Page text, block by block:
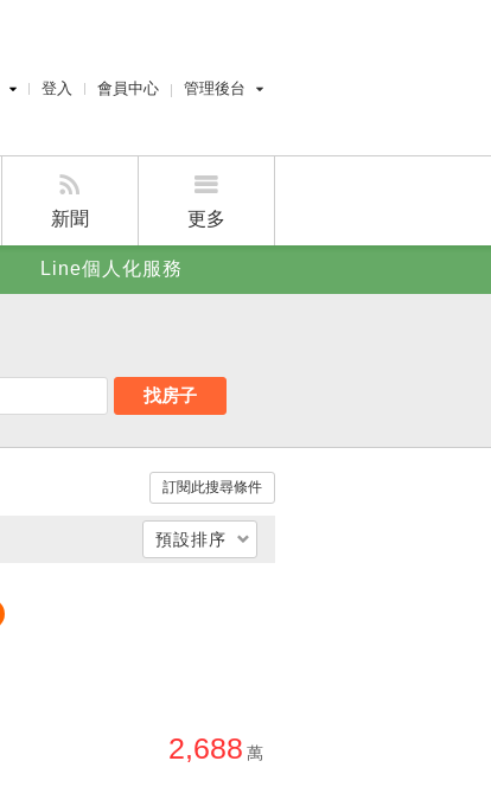
登入 會員中心 管理後台
屋主管理後台
新聞 更多
賣屋刊登
Line個人化服務
找房子
訂閱此搜尋條件
預設排序
降價幅度高 → 低
2,688 萬